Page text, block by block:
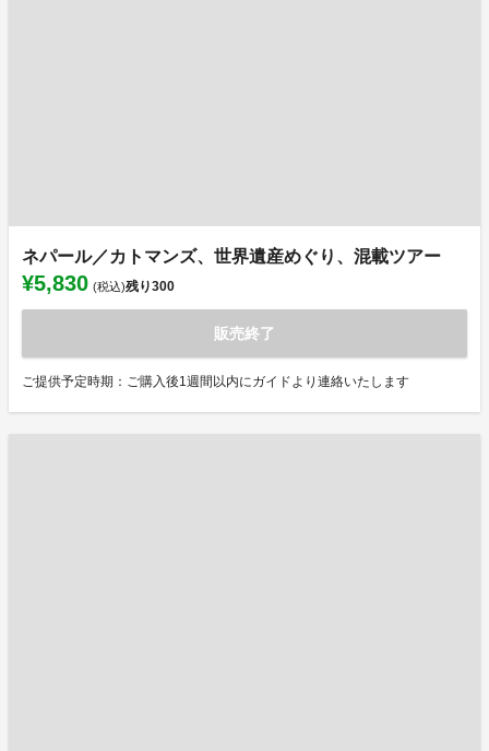
ネパール／カトマンズ、世界遺産めぐり、混載ツアー
¥5,830 (税込)残り300
販売終了
ご提供予定時期：ご購入後1週間以内にガイドより連絡いたします